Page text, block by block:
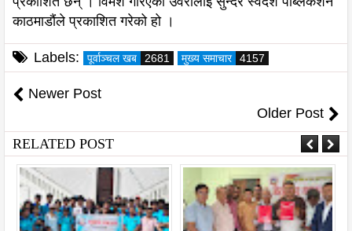
काठमाडौंले प्रकाशित गरेको हो ।
Labels: पूर्वाञ्चल खब 2681 मुख्य समाचार 4157
Newer Post
Older Post
RELATED POST